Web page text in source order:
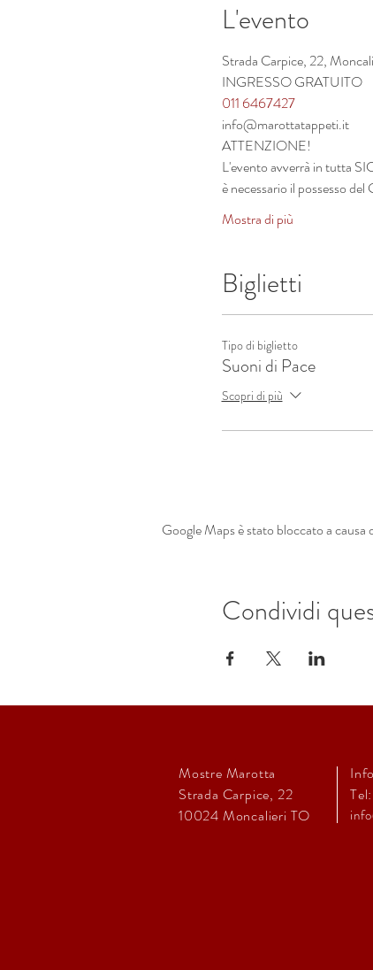
L'evento
Strada Carpice, 22,
INGRESSO GRATUITO
011 6467427
info@marottatappeti.it
ATTENZIONE!
L'evento avverrà in tutta
è necessario il possesso
Mostra di più
Biglietti
Tipo di biglietto
Suoni di Pace
Scopri di più
Google Maps è stato bloccato a
Condividi
Mostre Marotta
Strada Carpice, 22
10024 Moncalieri TO